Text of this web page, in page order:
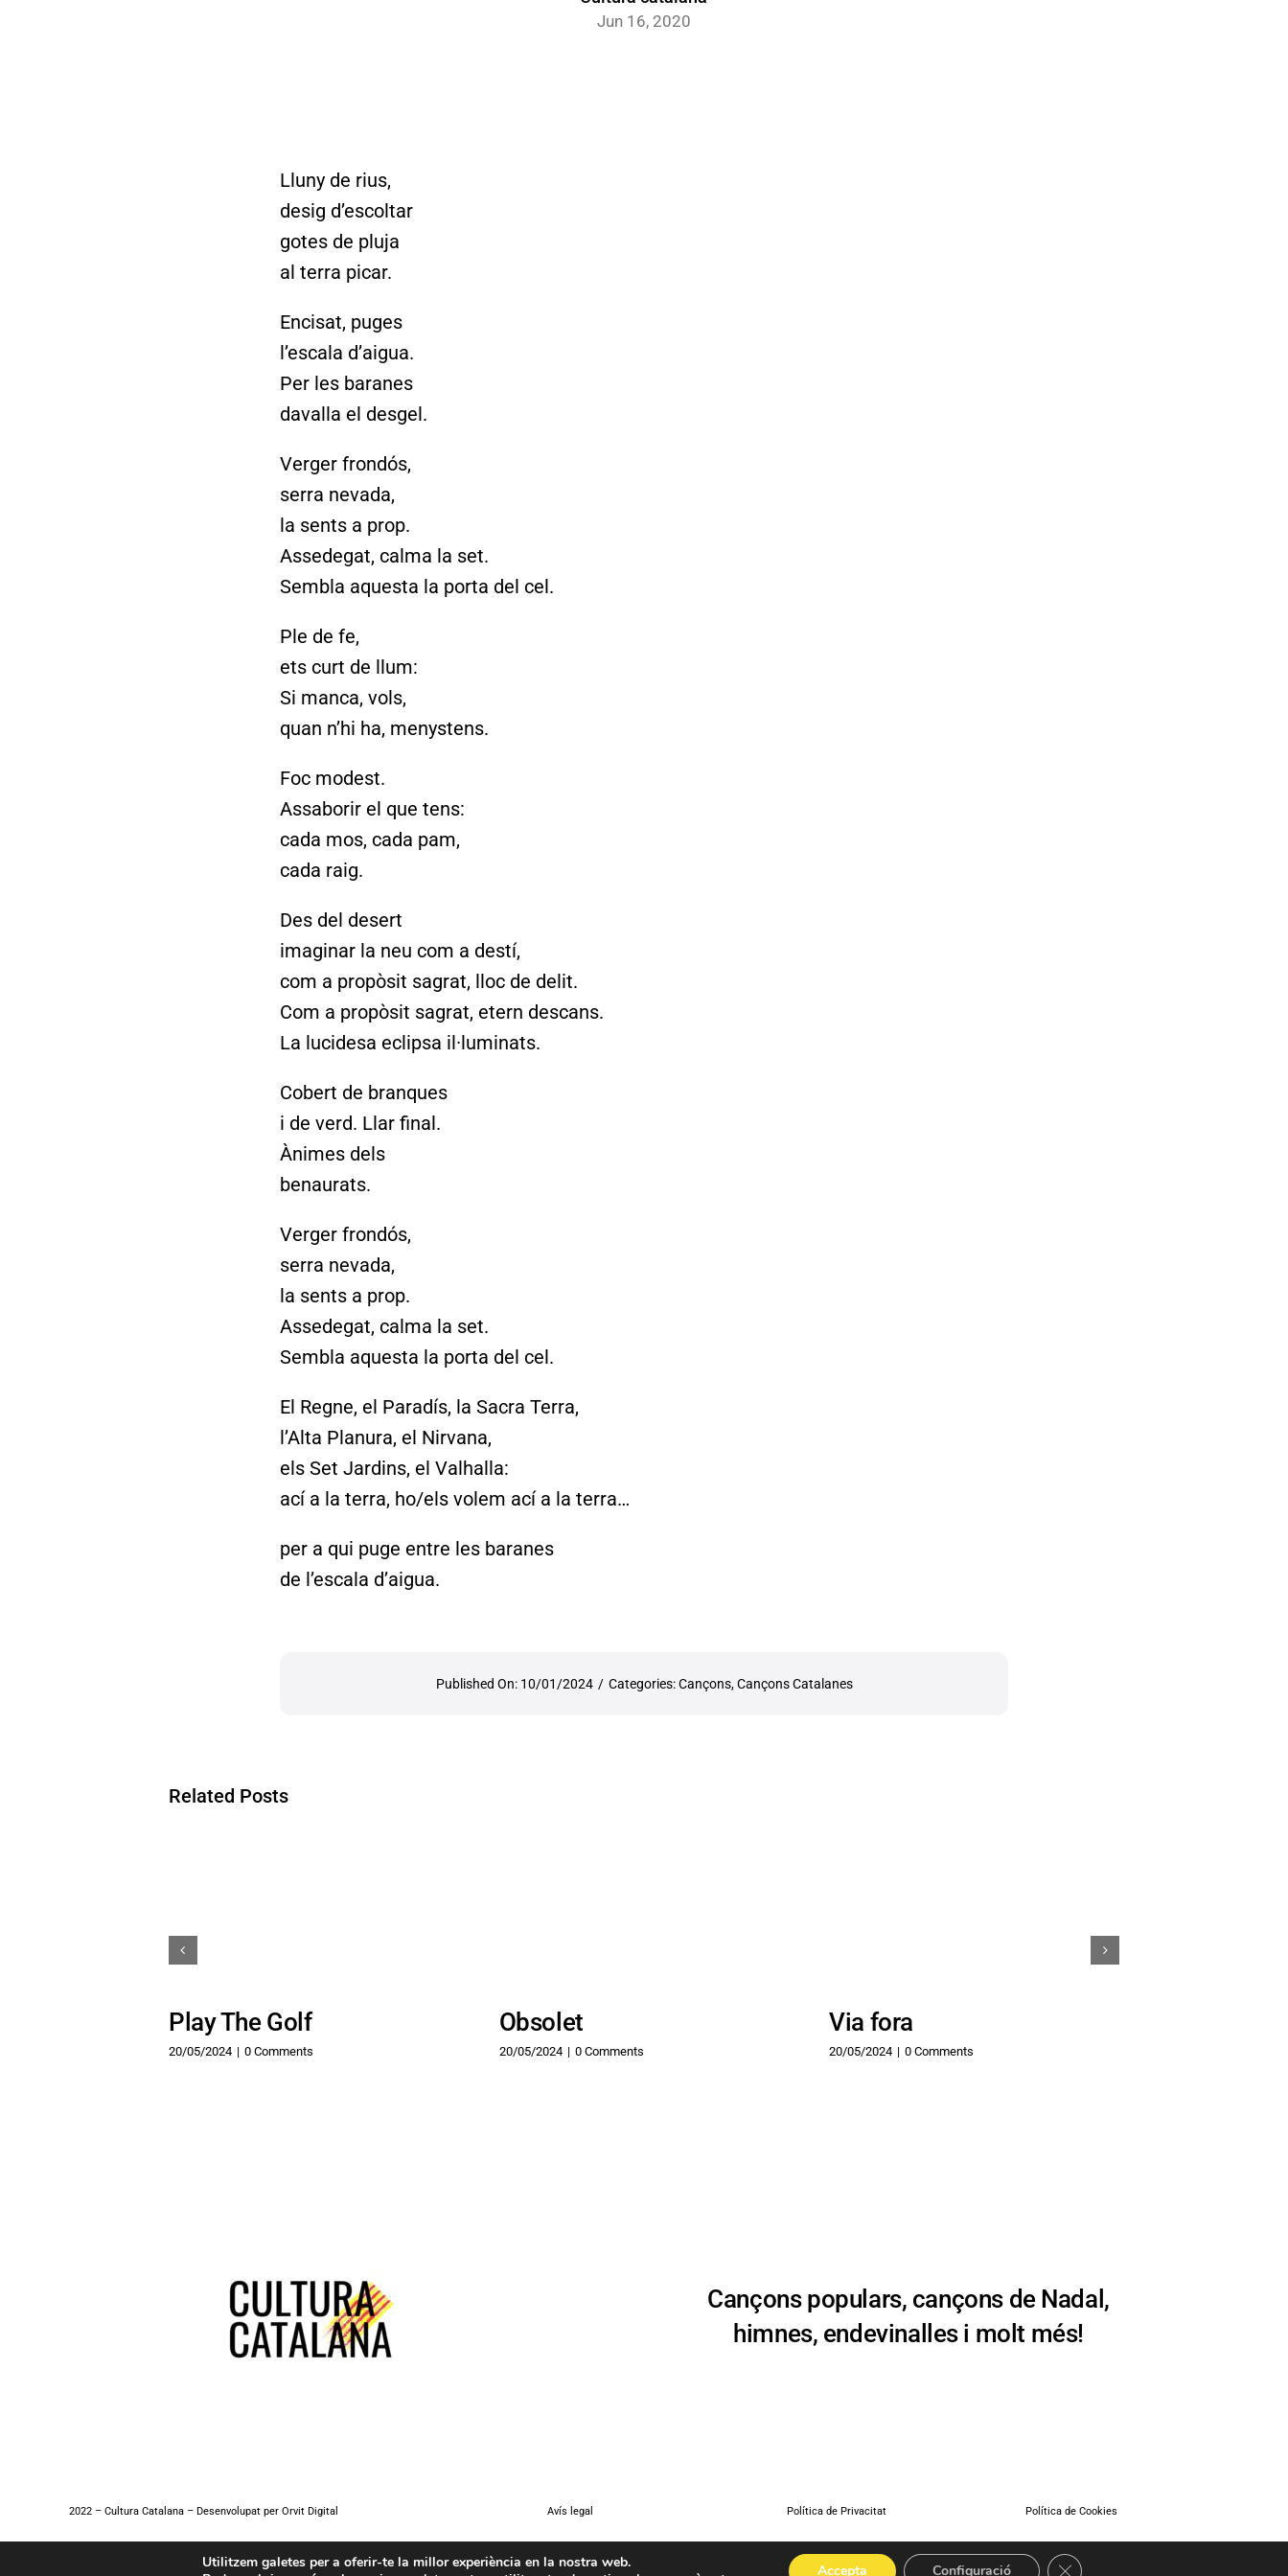
Jun 16, 2020
Lluny de rius,
desig d’escoltar
gotes de pluja
al terra picar.
Encisat, puges
l’escala d’aigua.
Per les baranes
davalla el desgel.
Verger frondós,
serra nevada,
la sents a prop.
Assedegat, calma la set.
Sembla aquesta la porta del cel.
Ple de fe,
ets curt de llum:
Si manca, vols,
quan n’hi ha, menystens.
Foc modest.
Assaborir el que tens:
cada mos, cada pam,
cada raig.
Des del desert
imaginar la neu com a destí,
com a propòsit sagrat, lloc de delit.
Com a propòsit sagrat, etern descans.
La lucidesa eclipsa il·luminats.
Cobert de branques
i de verd. Llar final.
Ànimes dels
benaurats.
Verger frondós,
serra nevada,
la sents a prop.
Assedegat, calma la set.
Sembla aquesta la porta del cel.
El Regne, el Paradís, la Sacra Terra,
l’Alta Planura, el Nirvana,
els Set Jardins, el Valhalla:
ací a la terra, ho/els volem ací a la terra…
per a qui puge entre les baranes
de l’escala d’aigua.
Published On: 10/01/2024 / Categories:Cançons,Cançons Catalanes
Related Posts
Play The Golf
20/05/2024 | 0 Comments
Obsolet
20/05/2024 | 0 Comments
Via fora
20/05/2024 | 0 Comments
Cançons populars, cançons de Nadal,
himnes, endevinalles i molt més!
2022 – Cultura Catalana – Desenvolupat per Orvit Digital Avís legal Política de Privacitat Política de Cookies
Utilitzem galetes per a oferir-te la millor experiència en la nostra web.
Accepta Configuració Tanca el bàner de galetes RGPD